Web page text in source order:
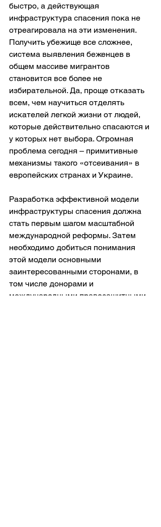
быстро, а действующая
инфраструктура спасения пока не
отреагировала на эти изменения.
Получить убежище все сложнее,
система выявления беженцев в
общем массиве мигрантов
становится все более не
избирательной. Да, проще отказать
всем, чем научиться отделять
искателей легкой жизни от людей,
которые действительно спасаются и
у которых нет выбора. Огромная
проблема сегодня – примитивные
механизмы такого «отсеивания» в
европейских странах и Украине.
Разработка эффективной модели
инфраструктуры спасения должна
стать первым шагом масштабной
международной реформы. Затем
необходимо добиться понимания
этой модели основными
заинтересованными сторонами, в
том числе донорами и
международными правозащитными